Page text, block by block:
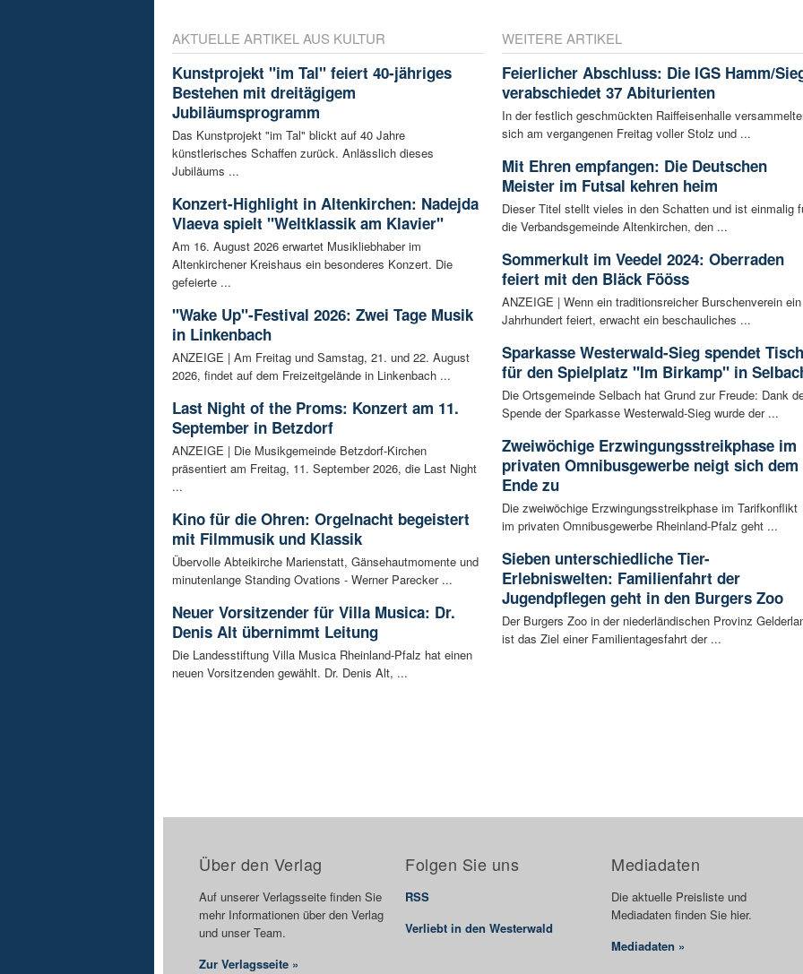
AKTUELLE ARTIKEL AUS KULTUR
Kunstprojekt "im Tal" feiert 40-jähriges
Bestehen mit dreitägigem
Jubiläumsprogramm
Das Kunstprojekt "im Tal" blickt auf 40 Jahre
künstlerisches Schaffen zurück. Anlässlich dieses
Jubiläums ...
Konzert-Highlight in Altenkirchen: Nadejda
Vlaeva spielt "Weltklassik am Klavier"
Am 16. August 2026 erwartet Musikliebhaber im
Altenkirchener Kreishaus ein besonderes Konzert. Die
gefeierte ...
"Wake Up"-Festival 2026: Zwei Tage Musik
in Linkenbach
ANZEIGE | Am Freitag und Samstag, 21. und 22. August
2026, findet auf dem Freizeitgelände in Linkenbach ...
Last Night of the Proms: Konzert am 11.
September in Betzdorf
ANZEIGE | Die Musikgemeinde Betzdorf-Kirchen
präsentiert am Freitag, 11. September 2026, die Last Night
...
Kino für die Ohren: Orgelnacht begeistert
mit Filmmusik und Klassik
Übervolle Abteikirche Marienstatt, Gänsehautmomente und
minutenlange Standing Ovations - Werner Parecker ...
Neuer Vorsitzender für Villa Musica: Dr.
Denis Alt übernimmt Leitung
Die Landesstiftung Villa Musica Rheinland-Pfalz hat einen
neuen Vorsitzenden gewählt. Dr. Denis Alt, ...
WEITERE ARTIKEL
Feierlicher Abschluss: Die IGS Hamm/
verabschiedet 37 Abiturienten
In der festlich geschmückten Raiffeisenhalle
sich am vergangenen Freitag voller Stolz und ...
Mit Ehren empfangen: Die Deutschen
Meister im Futsal kehren heim
Dieser Titel stellt vieles in den Schatten und ist einmalig
die Verbandsgemeinde Altenkirchen, den ...
Sommerkult im Veedel 2024: Oberraden
feiert mit den Bläck Fööss
ANZEIGE | Wenn ein traditionsreicher Burschenverein ein
Jahrhundert feiert, erwacht ein beschauliches ...
Sparkasse Westerwald-Sieg spendet Tisch
für den Spielplatz "Im Birkamp" in
Die Ortsgemeinde Selbach hat Grund zur Freude: Dank
Spende der Sparkasse Westerwald-Sieg wurde der ...
Zweiwöchige Erzwingungsstreikphase im
privaten Omnibusgewerbe neigt sich dem
Ende zu
Die zweiwöchige Erzwingungsstreikphase im Tarifkonflikt
im privaten Omnibusgewerbe Rheinland-Pfalz geht ...
Sieben unterschiedliche Tier-
Erlebniswelten: Familienfahrt der
Jugendpflegen geht in den Burgers Zoo
Der Burgers Zoo in der niederländischen Provinz
ist das Ziel einer Familientagesfahrt der ...
Über den Verlag
Auf unserer Verlagsseite finden Sie
mehr Informationen über den Verlag
und unser Team.
Zur Verlagsseite »
Folgen Sie uns
RSS
Verliebt in den Westerwald
Mediadaten
Die aktuelle Preisliste und
Mediadaten finden Sie hier.
Mediadaten »